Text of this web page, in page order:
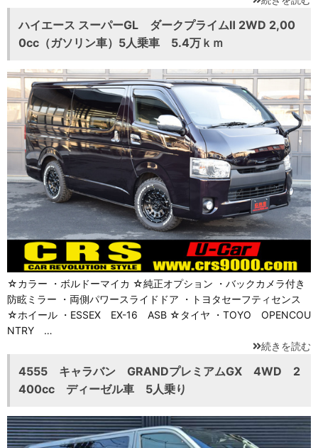
ハイエース スーパーGL ダークプライムⅡ 2WD 2,00
0cc（ガソリン車）5人乗車 5.4万ｋｍ
☆カラー ・ボルドーマイカ ☆純正オプション ・バックカメラ付き
防眩ミラー ・両側パワースライドドア ・トヨタセーフティセンス
☆ホイール ・ESSEX EX-16 ASB ☆タイヤ ・TOYO OPENCOU
NTRY …
続きを読む
4555 キャラバン GRANDプレミアムGX 4WD 2
400cc ディーゼル車 5人乗り